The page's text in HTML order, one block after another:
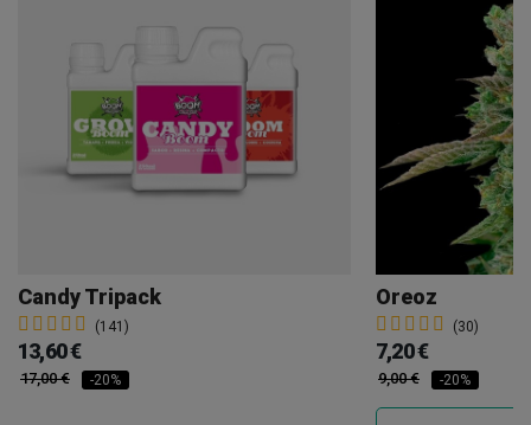
Candy Tripack
(141)
13,60 €
17,00 € -20%
Oreoz
(30)
7,20 €
9,00 € -20%